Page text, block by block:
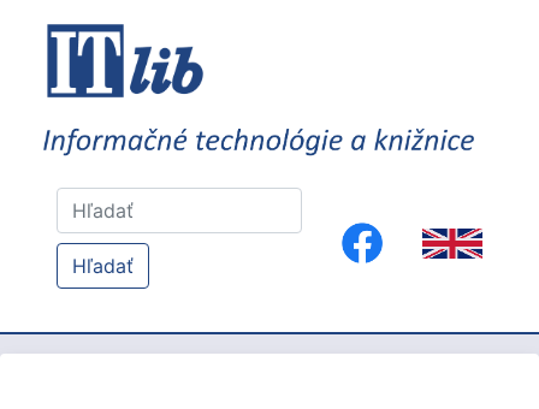
Hľadať